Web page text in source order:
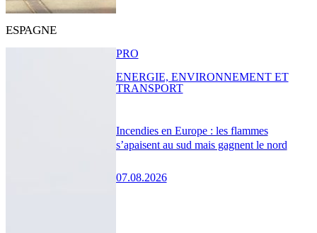
ESPAGNE
Incendies en Europe : les flammes
s’apaisent au sud mais gagnent le nord
07.08.2026
PRO
ENERGIE, ENVIRONNEMENT ET
TRANSPORT